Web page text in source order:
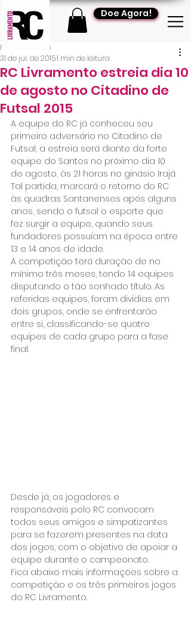
Doe Agora!
RC Livramento estreia dia 10
de agosto no Citadino de
Futsal 2015
RC Livramento
31 de jul. de 20151 min de leitura
A equipe do RC já conheceu seu
primeiro adversário no Citadino de
Futsal, a estreia será diante da forte
equipe do Santos no próximo dia 10
de agosto, às 21 horas no ginásio Irajá.
Tal partida, marcará o retorno do RC
às quadras Santanenses após alguns
anos, sendo o futsal o esporte que
fez surgir a equipe, quando seus
fundadores possuíam na época entre
13 e 14 anos de idade.
A competição terá duração de no
mínimo três meses, tendo 14 equipes
disputando o tão sonhado título. As
referidas equipes, foram dividias em
dois grupos, onde se enfrentarão
entre si, classificando-se quatro
equipes de cada grupo para a fase
final.
Desde já, os jogadores e
responsáveis pelo RC convocam
todos seus amigos e simpatizantes
para se fazerem presentes na data
dos jogos, com o objetivo de apoiar a
equipe durante o campeonato.
Fica abaixo mais informações sobre a
competição e os três primeiros jogos
do RC Livramento.